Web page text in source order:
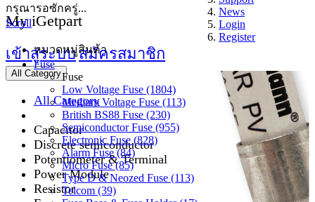
News
Login
Register
My iGetpart
เข้าสู่ระบบสมัครสมาชิก
All Category
All Category
Capacitor
Discrete semiconductor
Potentiometer & Terminal
Power Module
Resistor
กรุณารอซักครู่...
Scroll
หมวดหมู่สินค้า
Fuse
Fuse
Low Voltage Fuse (1804)
Medium Voltage Fuse (113)
British BS88 Fuse (230)
Semiconductor Fuse (955)
Electronic Fuse (828)
Alarm Fuse (84)
Micro Fuse (85)
Type D & Neozed Fuse (113)
Telcom (39)